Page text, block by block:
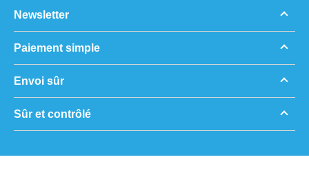
Newsletter
Paiement simple
Envoi sûr
Sûr et contrôlé